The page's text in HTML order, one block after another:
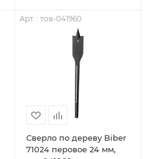
Арт. : тов-041960
Сверло по дереву Biber
71024 перовое 24 мм,